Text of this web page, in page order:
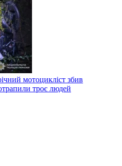
мотоцикліст збив
троє людей